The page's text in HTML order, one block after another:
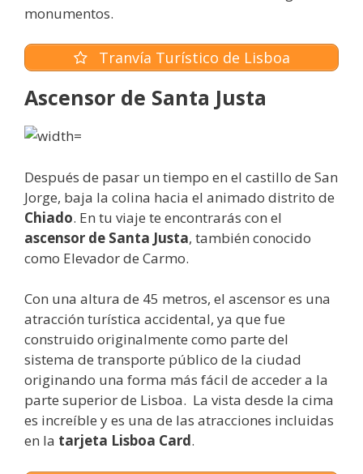
monumentos.
Tranvía Turístico de Lisboa
Ascensor de Santa Justa
Después de pasar un tiempo en el castillo de San
Jorge, baja la colina hacia el animado distrito de
Chiado. En tu viaje te encontrarás con el
ascensor de Santa Justa, también conocido
como Elevador de Carmo.
Con una altura de 45 metros, el ascensor es una
atracción turística accidental, ya que fue
construido originalmente como parte del
sistema de transporte público de la ciudad
originando una forma más fácil de acceder a la
parte superior de Lisboa. La vista desde la cima
es increíble y es una de las atracciones incluidas
en la tarjeta Lisboa Card.